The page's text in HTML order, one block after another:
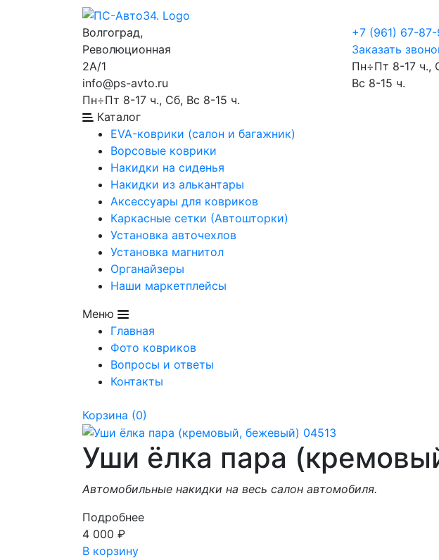
Волгоград,
Революционная
2А/1
info@ps-avto.ru
+7 (961) 67-87-
Заказать
Пн÷Пт 8-17 ч.,
Вс 8-15 ч.
Пн÷Пт 8-17 ч., Сб, Вс 8-15 ч.
Каталог
EVA-коврики (салон и багажник)
Ворсовые коврики
Накидки на сиденья
Накидки из алькантары
Аксессуары для ковриков
Каркасные сетки (Автошторки)
Установка авточехлов
Установка магнитол
Органайзеры
Наши маркетплейсы
Меню
Главная
Фото ковриков
Вопросы и ответы
Контакты
Корзина (0)
Уши ёлка пара
Автомобильные накидки на весь салон автомобиля.
Подробнее
4 000 ₽
В корзину